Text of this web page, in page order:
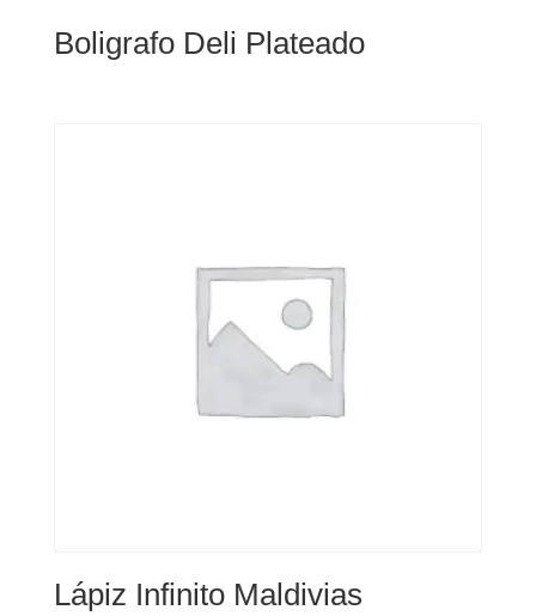
Boligrafo Deli Plateado
Lápiz Infinito Maldivias